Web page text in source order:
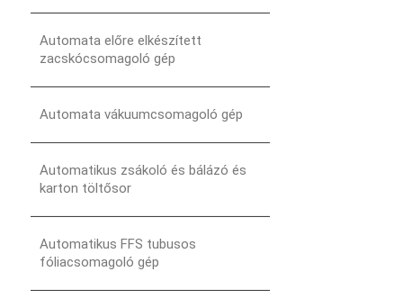
Automata előre elkészített
zacskócsomagoló gép
Automata vákuumcsomagoló gép
Automatikus zsákoló és bálázó és
karton töltősor
Automatikus FFS tubusos
fóliacsomagoló gép